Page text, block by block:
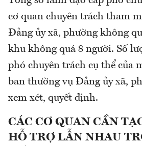
cơ quan chuyên trách tham
Đảng ủy xã, phường không
khu không quá 8 người. Số
phó chuyên trách cụ thể của
ban thường vụ Đảng ủy xã,
xem xét, quyết định.
CÁC CƠ QUAN CẦN
HỖ TRỢ LẪN NHAU